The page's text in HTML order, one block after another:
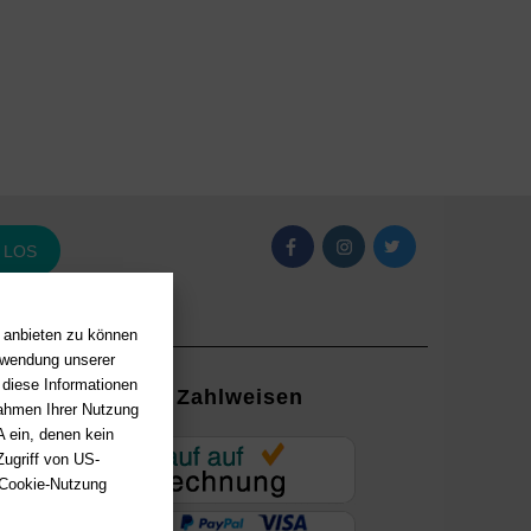
zu können
unserer
Informationen
Ihrer Nutzung
ein, denen kein
von US-
Nutzung
LOS
mit
Zahlweisen